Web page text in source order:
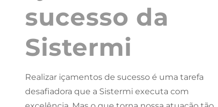
sucesso da
Sistermi
Realizar içamentos de sucesso é uma tarefa
desafiadora que a Sistermi executa com